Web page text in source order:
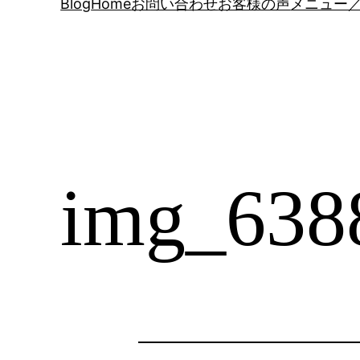
BlogHomeお問い合わせお客様の声 メニュー